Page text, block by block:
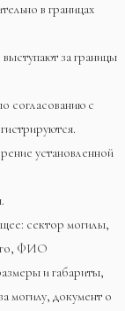
в границах
за границы
согласованию с
установленной
сектор могилы,
ФИО
и габариты,
могилу, документ о